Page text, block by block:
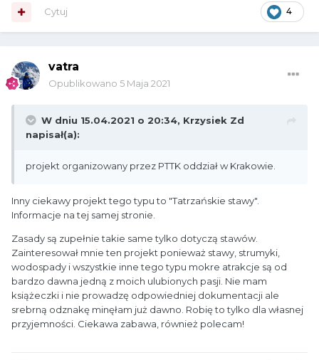
4
Cytuj
vatra
Opublikowano 5 Maja 2021
W dniu 15.04.2021 o 20:34, Krzysiek Zd
napisał(a):
projekt organizowany przez PTTK oddział w Krakowie.
Inny ciekawy projekt tego typu to "Tatrzańskie stawy".
Informacje na tej samej stronie.
Zasady są zupełnie takie same tylko dotyczą stawów.
Zainteresował mnie ten projekt ponieważ stawy, strumyki,
wodospady i wszystkie inne tego typu mokre atrakcje są od
bardzo dawna jedną z moich ulubionych pasji. Nie mam
książeczki i nie prowadzę odpowiedniej dokumentacji ale
srebrną odznakę minęłam już dawno. Robię to tylko dla własnej
przyjemności. Ciekawa zabawa, również polecam!